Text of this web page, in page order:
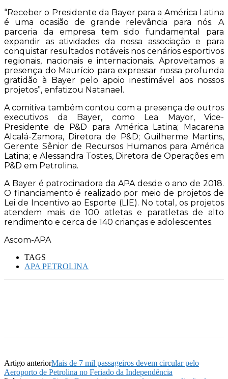
“Receber o Presidente da Bayer para a América Latina
é uma ocasião de grande relevância para nós. A
parceria da empresa tem sido fundamental para
expandir as atividades da nossa associação e para
conquistar resultados notáveis nos cenários esportivos
regionais, nacionais e internacionais. Aproveitamos a
presença do Maurício para expressar nossa profunda
gratidão à Bayer pelo apoio inestimável aos nossos
projetos”, enfatizou Natanael.
A comitiva também contou com a presença de outros
executivos da Bayer, como Lea Mayor, Vice-
Presidente de P&D para América Latina; Macarena
Alcalá-Zamora, Diretora de P&D; Guilherme Martins,
Gerente Sênior de Recursos Humanos para América
Latina; e Alessandra Tostes, Diretora de Operações em
P&D em Petrolina.
A Bayer é patrocinadora da APA desde o ano de 2018.
O financiamento é realizado por meio de projetos de
Lei de Incentivo ao Esporte (LIE). No total, os projetos
atendem mais de 100 atletas e paratletas de alto
rendimento e cerca de 140 crianças e adolescentes.
Ascom-APA
TAGS
APA PETROLINA
Artigo anteriorMais de 7 mil passageiros devem circular pelo
Aeroporto de Petrolina no Feriado da Independência